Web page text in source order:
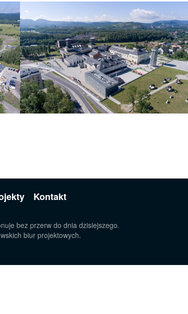
Kontakt
bez przerw do dnia dzisiejszego.
biur projektowych.